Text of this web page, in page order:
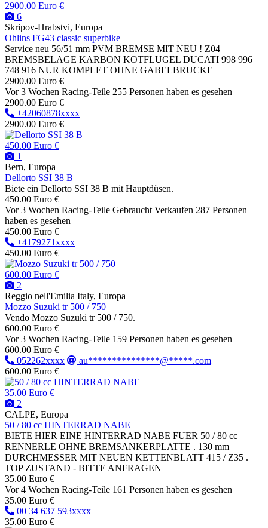
2900.00 Euro €
6
Skripov-Hrabstvi, Europa
Ohlins FG43 classic superbike
Service neu 56/51 mm PVM BREMSE MIT NEU ! Z04
BREMSBELAGE KARBON KOTFLUGEL DUCATI 998 996
748 916 NUR KOMPLET OHNE GABELBRUCKE
2900.00 Euro €
Vor 3 Wochen Racing-Teile 255 Personen haben es gesehen
2900.00 Euro €
+42060878xxxx
2900.00 Euro €
450.00 Euro €
1
Bern, Europa
Dellorto SSI 38 B
Biete ein Dellorto SSI 38 B mit Hauptdüsen.
450.00 Euro €
Vor 3 Wochen Racing-Teile Gebraucht Verkaufen 287 Personen
haben es gesehen
450.00 Euro €
+4179271xxxx
450.00 Euro €
600.00 Euro €
2
Reggio nell'Emilia Italy, Europa
Mozzo Suzuki tr 500 / 750
Vendo Mozzo Suzuki tr 500 / 750.
600.00 Euro €
Vor 3 Wochen Racing-Teile 159 Personen haben es gesehen
600.00 Euro €
052262xxxx
au***************@*****.com
600.00 Euro €
35.00 Euro €
2
CALPE, Europa
50 / 80 cc HINTERRAD NABE
BIETE HIER EINE HINTERRAD NABE FUER 50 / 80 cc
RENNERLE OHNE BREMSANKERPLATTE . 130 mm
DURCHMESSER MIT NEUEN KETTENBLATT 415 / Z35 .
TOP ZUSTAND - BITTE ANFRAGEN
35.00 Euro €
Vor 4 Wochen Racing-Teile 161 Personen haben es gesehen
35.00 Euro €
00 34 637 593xxxx
35.00 Euro €